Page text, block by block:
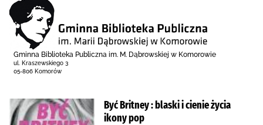
Gminna Biblioteka Publiczna im. M. Dąbrowskiej w Komorowie
ul. Kraszewskiego 3
05-806 Komorów
Być Britney : blaski i cienie życia
ikony pop